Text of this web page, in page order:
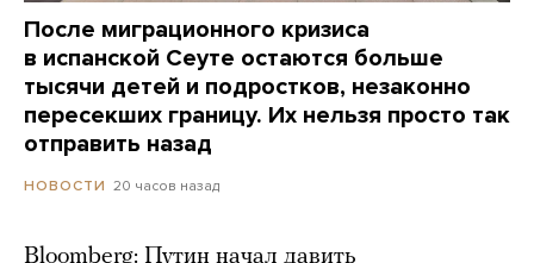
После миграционного кризиса
в испанской Сеуте остаются больше
тысячи детей и подростков, незаконно
пересекших границу. Их нельзя просто так
отправить назад
НОВОСТИ 20 часов назад
Bloomberg: Путин начал давить